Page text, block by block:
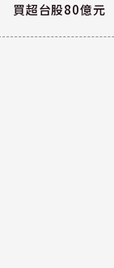
買超台股80億元